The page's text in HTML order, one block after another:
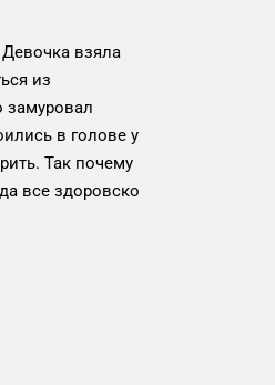
взяла
из
замуровал
в голове у
Так почему
все здоровско